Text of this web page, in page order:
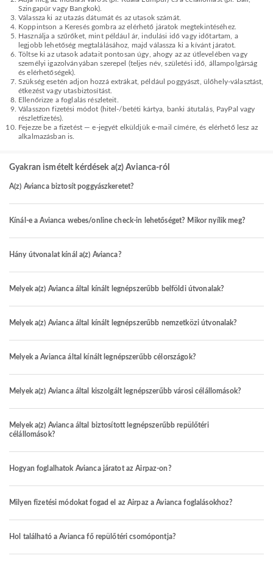
Szingapúr vagy Bangkok).
Válassza ki az utazás dátumát és az utasok számát.
Koppintson a Keresés gombra az elérhető járatok megtekintéséhez.
Használja a szűrőket, mint például ár, indulási idő vagy időtartam, a
legjobb lehetőség megtalálásához, majd válassza ki a kívánt járatot.
Töltse ki az utasok adatait pontosan úgy, ahogy az az útlevelében vagy
személyi igazolványában szerepel (teljes név, születési idő, állampolgárság
és elérhetőségek).
Szükség esetén adjon hozzá extrákat, például poggyászt, ülőhely-választást,
étkezést vagy utasbiztosítást.
Ellenőrizze a foglalás részleteit.
Válasszon fizetési módot (hitel-/betéti kártya, banki átutalás, PayPal vagy
részletfizetés).
Fejezze be a fizetést — e-jegyét elküldjük e-mail címére, és elérhető lesz az
alkalmazásban is.
Gyakran ismételt kérdések a(z) Avianca-ról
A(z) Avianca biztosít poggyászkeretet?
Kínál-e a Avianca webes/online check-in lehetőséget? Mikor nyílik meg?
Hány útvonalat kínál a(z) Avianca?
Melyek a(z) Avianca által kínált legnépszerűbb belföldi útvonalak?
Melyek a(z) Avianca által kínált legnépszerűbb nemzetközi útvonalak?
Melyek a Avianca által kínált legnépszerűbb célországok?
Melyek a(z) Avianca által kiszolgált legnépszerűbb városi célállomások?
Melyek a(z) Avianca által biztosított legnépszerűbb repülőtéri
célállomások?
Hogyan foglalhatok Avianca járatot az Airpaz-on?
Milyen fizetési módokat fogad el az Airpaz a Avianca foglalásokhoz?
Hol található a Avianca fő repülőtéri csomópontja?